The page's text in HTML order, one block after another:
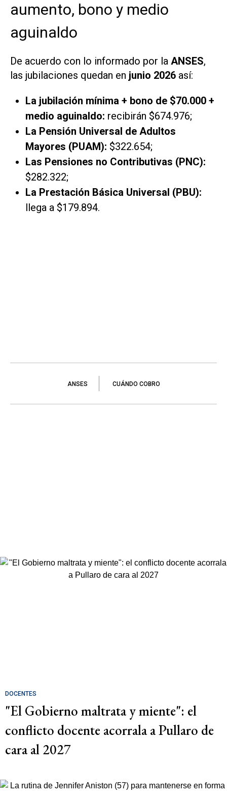
aumento, bono y medio
aguinaldo
De acuerdo con lo informado por la ANSES,
las jubilaciones quedan en junio 2026 así:
La jubilación mínima + bono de $70.000 +
medio aguinaldo: recibirán $674.976;
La Pensión Universal de Adultos
Mayores (PUAM): $322.654;
Las Pensiones no Contributivas (PNC):
$282.322;
La Prestación Básica Universal (PBU):
llega a $179.894.
ANSES CUÁNDO COBRO
DOCENTES
"El Gobierno maltrata y miente": el
conflicto docente acorrala a Pullaro de
cara al 2027